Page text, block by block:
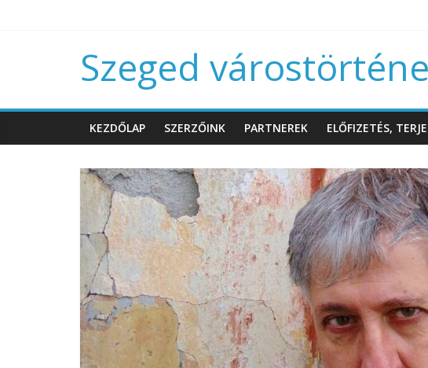
Szeged
KEZDŐLAP SZERZŐINK PARTNEREK ELŐFIZETÉS,